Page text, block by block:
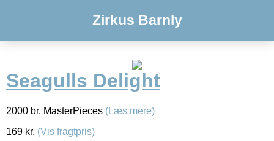
Zirkus Barnly
Seagulls Delight
2000 br. MasterPieces (Læs mere)
169 kr. (Vis fragtpris)